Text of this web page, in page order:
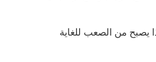
يصبح من الصعب للغاية